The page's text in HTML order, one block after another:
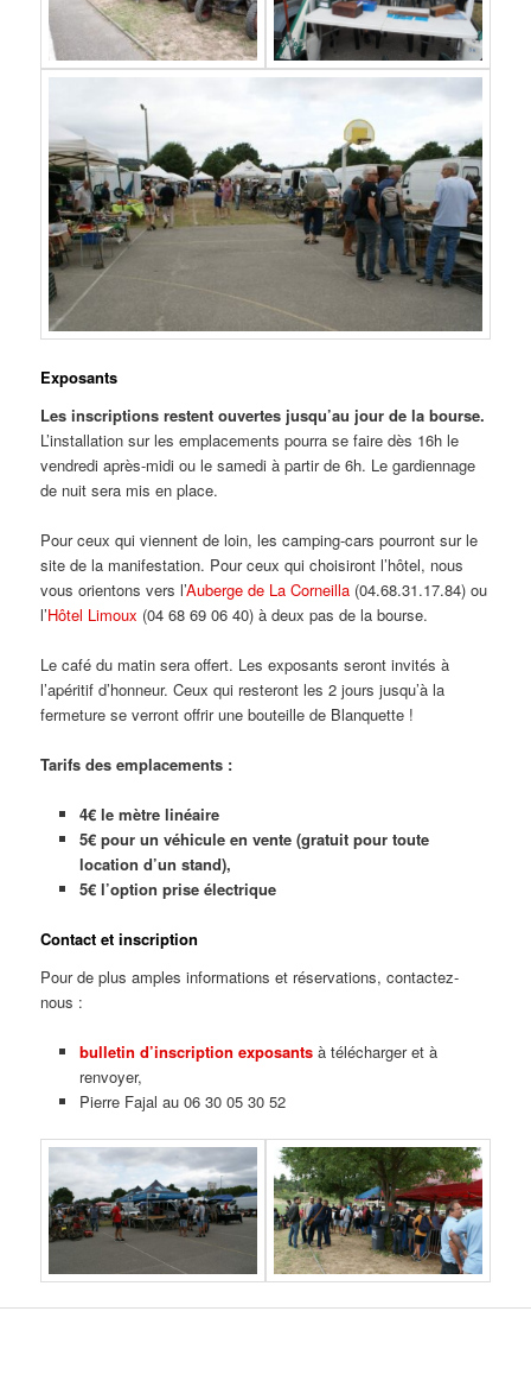
Exposants
Les inscriptions restent ouvertes jusqu’au jour de la bourse.
L’installation sur les emplacements pourra se faire dès 16h le
vendredi après-midi ou le samedi à partir de 6h. Le gardiennage
de nuit sera mis en place.
Pour ceux qui viennent de loin, les camping-cars pourront sur le
site de la manifestation. Pour ceux qui choisiront l’hôtel, nous
vous orientons vers l’Auberge de La Corneilla (04.68.31.17.84) ou
l’Hôtel Limoux (04 68 69 06 40) à deux pas de la bourse.
Le café du matin sera offert. Les exposants seront invités à
l’apéritif d’honneur. Ceux qui resteront les 2 jours jusqu’à la
fermeture se verront offrir une bouteille de Blanquette !
Tarifs des emplacements :
4€ le mètre linéaire
5€ pour un véhicule en vente (gratuit pour toute
location d’un stand),
5€ l’option prise électrique
Contact et inscription
Pour de plus amples informations et réservations, contactez-
nous :
bulletin d’inscription exposantsà télécharger et à
renvoyer,
Pierre Fajal au 06 30 05 30 52